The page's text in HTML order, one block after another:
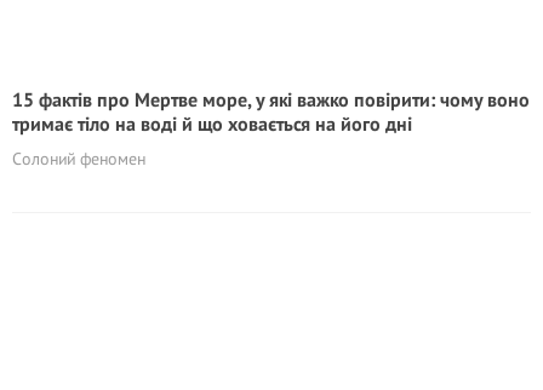
15 фактів про Мертве море, у які важко повірити: чому воно
тримає тіло на воді й що ховається на його дні
Солоний феномен